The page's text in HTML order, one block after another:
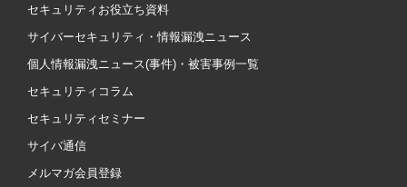
セキュリティお役立ち資料
サイバーセキュリティ・情報漏洩ニュース
個人情報漏洩ニュース(事件)・被害事例一覧
セキュリティコラム
セキュリティセミナー
サイバ通信
メルマガ会員登録